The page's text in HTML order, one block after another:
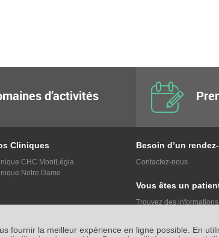
d’activités
fournir la meilleur expérience en ligne possible. En
Cliniques
CHC MontLégia
Notre Dame
Besoin d’un
Contactez-nous
Vous êtes un
Trouvez des